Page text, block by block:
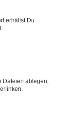
erhältst Du
Dateien ablegen,